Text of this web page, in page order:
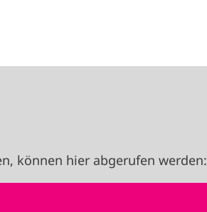
können hier abgerufen werden: